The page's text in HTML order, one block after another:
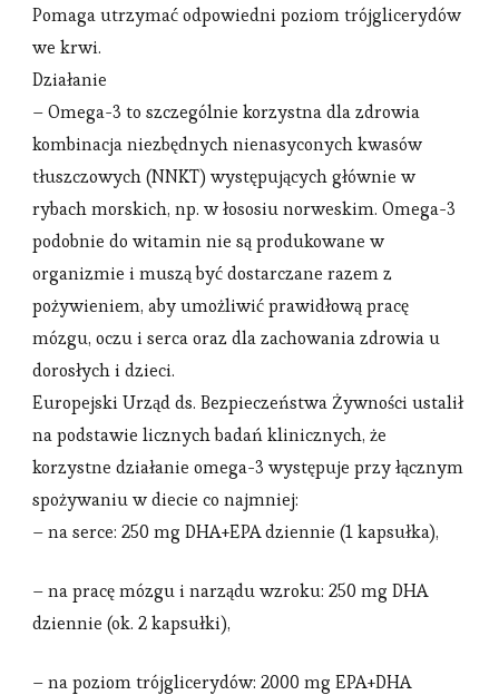
Pomaga utrzymać odpowiedni poziom trójglicerydów
we krwi.
Działanie
– Omega-3 to szczególnie korzystna dla zdrowia
kombinacja niezbędnych nienasyconych kwasów
tłuszczowych (NNKT) występujących głównie w
rybach morskich, np. w łososiu norweskim. Omega-3
podobnie do witamin nie są produkowane w
organizmie i muszą być dostarczane razem z
pożywieniem, aby umożliwić prawidłową pracę
mózgu, oczu i serca oraz dla zachowania zdrowia u
dorosłych i dzieci.
Europejski Urząd ds. Bezpieczeństwa Żywności ustalił
na podstawie licznych badań klinicznych, że
korzystne działanie omega-3 występuje przy łącznym
spożywaniu w diecie co najmniej:
– na serce: 250 mg DHA+EPA dziennie (1 kapsułka),
– na pracę mózgu i narządu wzroku: 250 mg DHA
dziennie (ok. 2 kapsułki),
– na poziom trójglicerydów: 2000 mg EPA+DHA